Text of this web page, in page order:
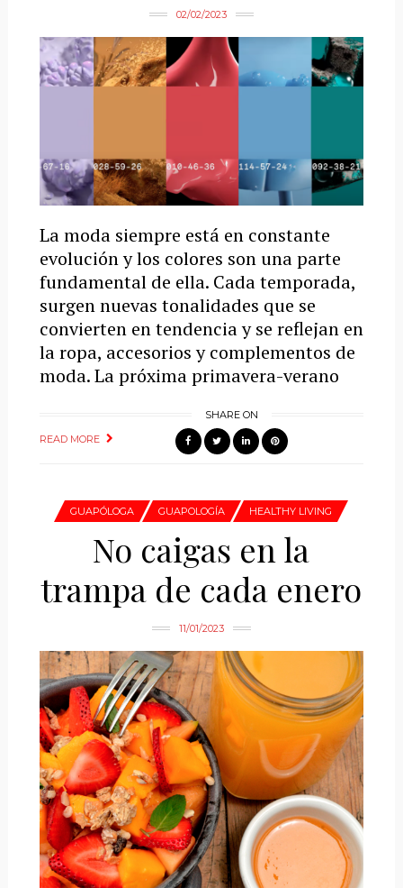
02/02/2023
La moda siempre está en constante
evolución y los colores son una parte
fundamental de ella. Cada temporada,
surgen nuevas tonalidades que se
convierten en tendencia y se reflejan en
la ropa, accesorios y complementos de
moda. La próxima primavera-verano
READ MORE
SHARE ON
GUAPÓLOGA GUAPOLOGÍA HEALTHY LIVING
No caigas en la
trampa de cada enero
11/01/2023